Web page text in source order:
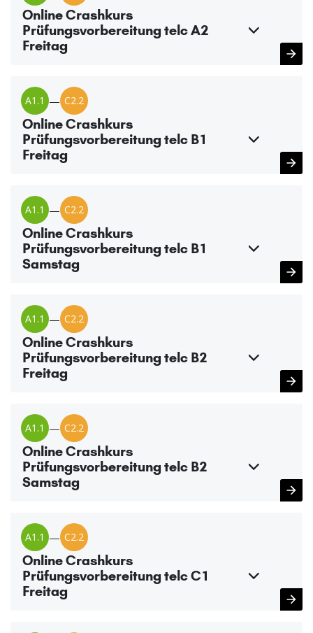
Online Crashkurs
Prüfungsvorbereitung telc A2
Freitag
A1.1 — C2.2
Online Crashkurs
Prüfungsvorbereitung telc B1
Freitag
A1.1 — C2.2
Online Crashkurs
Prüfungsvorbereitung telc B1
Samstag
A1.1 — C2.2
Online Crashkurs
Prüfungsvorbereitung telc B2
Freitag
A1.1 — C2.2
Online Crashkurs
Prüfungsvorbereitung telc B2
Samstag
A1.1 — C2.2
Online Crashkurs
Prüfungsvorbereitung telc C1
Freitag